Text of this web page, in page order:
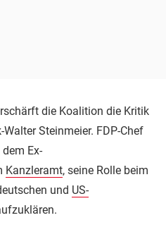
die Koalition die Kritik
Steinmeier. FDP-Chef
Ex-
Kanzleramt, seine Rolle beim
und US-